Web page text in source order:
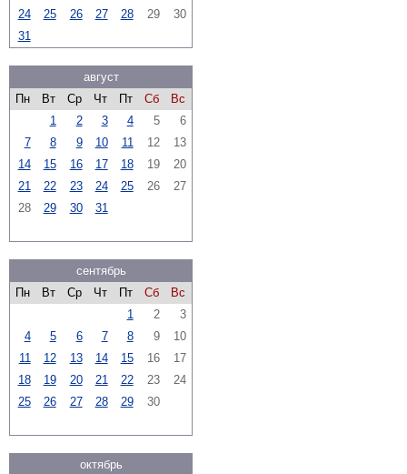
24
25 26 27 28 29
30
31
август
Пн
Вт Ср Чт Пт Сб
Вс
1
2 3 4 5
6
7
8 9 10 11 12
13
14
15 16 17 18 19
20
21
22 23 24 25 26
27
28
29 30 31
сентябрь
Пн
Вт Ср Чт Пт Сб
Вс
1
2
3
4
5 6 7 8 9
10
11
12 13 14 15 16
17
18
19 20 21 22 23
24
25
26 27 28 29 30
октябрь